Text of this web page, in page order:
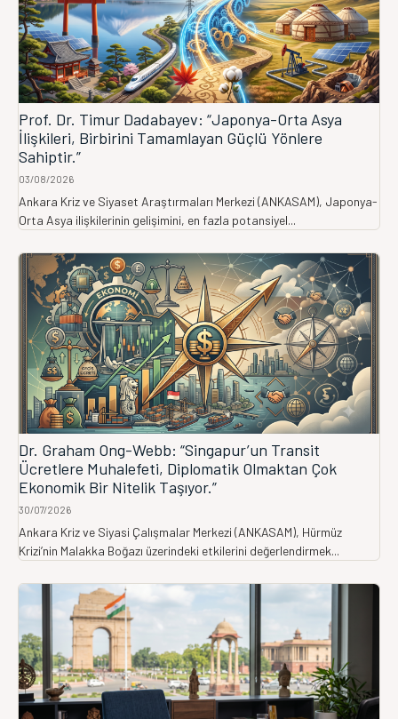
Prof. Dr. Timur Dadabayev: “Japonya-Orta Asya
İlişkileri, Birbirini Tamamlayan Güçlü Yönlere
Sahiptir.”
03/08/2026
Ankara Kriz ve Siyaset Araştırmaları Merkezi (ANKASAM), Japonya-
Orta Asya ilişkilerinin gelişimini, en fazla potansiyel...
Dr. Graham Ong-Webb: “Singapur’un Transit
Ücretlere Muhalefeti, Diplomatik Olmaktan Çok
Ekonomik Bir Nitelik Taşıyor.”
30/07/2026
Ankara Kriz ve Siyasi Çalışmalar Merkezi (ANKASAM), Hürmüz
Krizi’nin Malakka Boğazı üzerindeki etkilerini değerlendirmek...